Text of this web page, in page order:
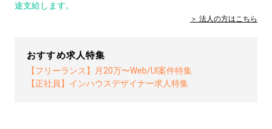
途支給します。
法人の方はこちら
おすすめ求人特集
【フリーランス】月20万〜Web/UI案件特集
【正社員】インハウスデザイナー求人特集